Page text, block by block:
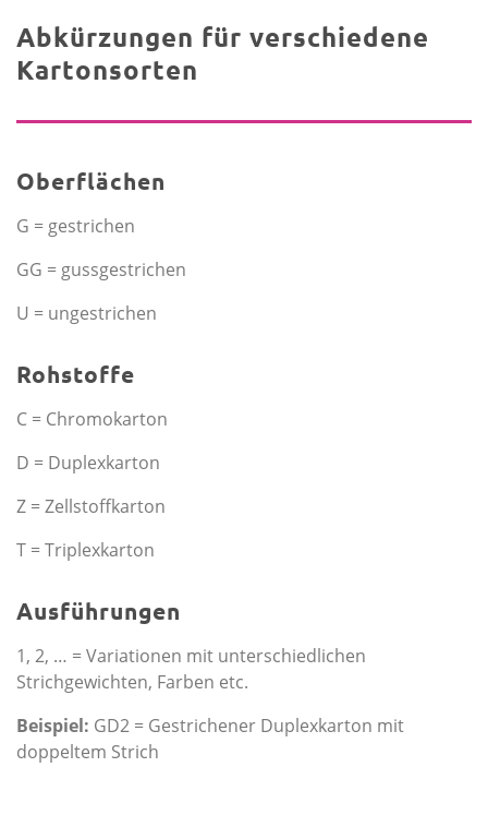
Abkürzungen für verschiedene
Kartonsorten
Oberflächen
G = gestrichen
GG = gussgestrichen
U = ungestrichen
Rohstoffe
C = Chromokarton
D = Duplexkarton
Z = Zellstoffkarton
T = Triplexkarton
Ausführungen
1, 2, … = Variationen mit unter­schiedlichen
Strichgewichten, Farben etc.
Beispiel: GD2 = Gestrichener Duplexkarton mit
doppeltem Strich